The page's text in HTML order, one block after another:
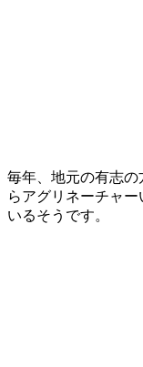
毎年、地元の有志
らアグリネーチャ
いるそうです。